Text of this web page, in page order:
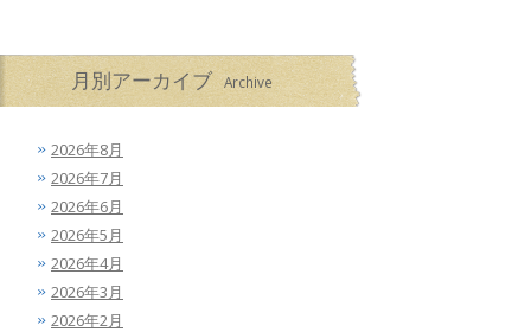
月別アーカイブ Archive
2026年8月
2026年7月
2026年6月
2026年5月
2026年4月
2026年3月
2026年2月